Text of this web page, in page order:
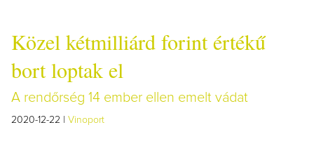
Közel kétmilliárd forint értékű
bort loptak el
A rendőrség 14 ember ellen emelt vádat
2020-12-22 | Vinoport